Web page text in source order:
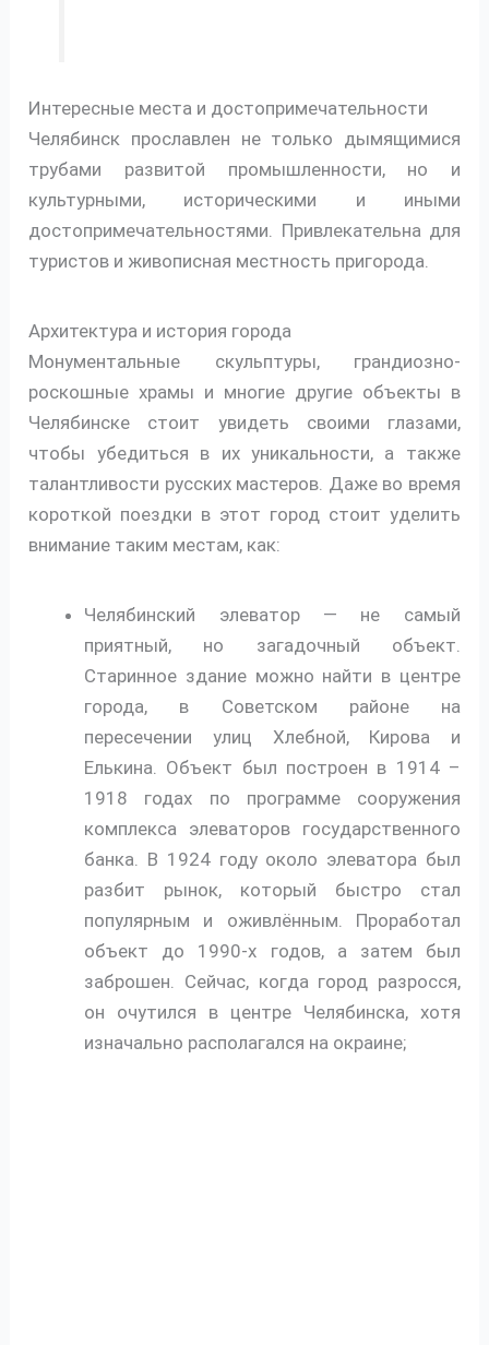
Интересные места и достопримечательности
Челябинск прославлен не только дымящимися
трубами развитой промышленности, но и
культурными, историческими и иными
достопримечательностями. Привлекательна для
туристов и живописная местность пригорода.
Архитектура и история города
Монументальные скульптуры, грандиозно-
роскошные храмы и многие другие объекты в
Челябинске стоит увидеть своими глазами,
чтобы убедиться в их уникальности, а также
талантливости русских мастеров. Даже во время
короткой поездки в этот город стоит уделить
внимание таким местам, как:
Челябинский элеватор — не самый
приятный, но загадочный объект.
Старинное здание можно найти в центре
города, в Советском районе на
пересечении улиц Хлебной, Кирова и
Елькина. Объект был построен в 1914 –
1918 годах по программе сооружения
комплекса элеваторов государственного
банка. В 1924 году около элеватора был
разбит рынок, который быстро стал
популярным и оживлённым. Проработал
объект до 1990-х годов, а затем был
заброшен. Сейчас, когда город разросся,
он очутился в центре Челябинска, хотя
изначально располагался на окраине;